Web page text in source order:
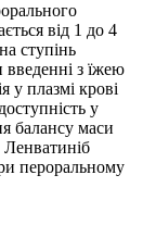
від 1 до 4
ступінь
введенні з їжею
у плазмі крові
у
балансу маси
пероральному